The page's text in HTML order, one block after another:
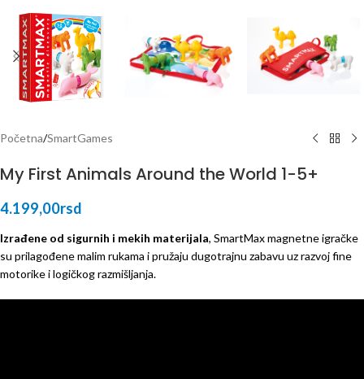
Početna/SmartGames
My First Animals Around the World 1-5+
4.199,00rsd
Izrađene od sigurnih i mekih materijala, SmartMax magnetne igračke
su prilagođene malim rukama i pružaju dugotrajnu zabavu uz razvoj fine
motorike i logičkog razmišljanja.